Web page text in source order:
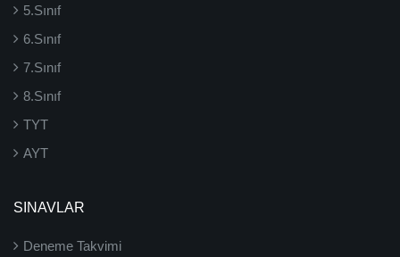
5.Sınıf
6.Sınıf
7.Sınıf
8.Sınıf
TYT
AYT
SINAVLAR
Deneme Takvimi